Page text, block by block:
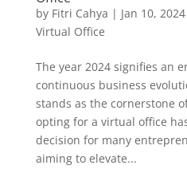
by Fitri Cahya | Jan 10, 2024
Virtual Office
The year 2024 signifies an
continuous business
stands as the cornerstone
opting for a virtual office
decision for many
aiming to elevate...